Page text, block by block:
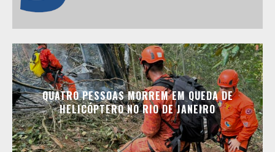
QUATRO PESSOAS MORREM EM QUEDA DE
HELICÓPTERO NO RIO DE JANEIRO